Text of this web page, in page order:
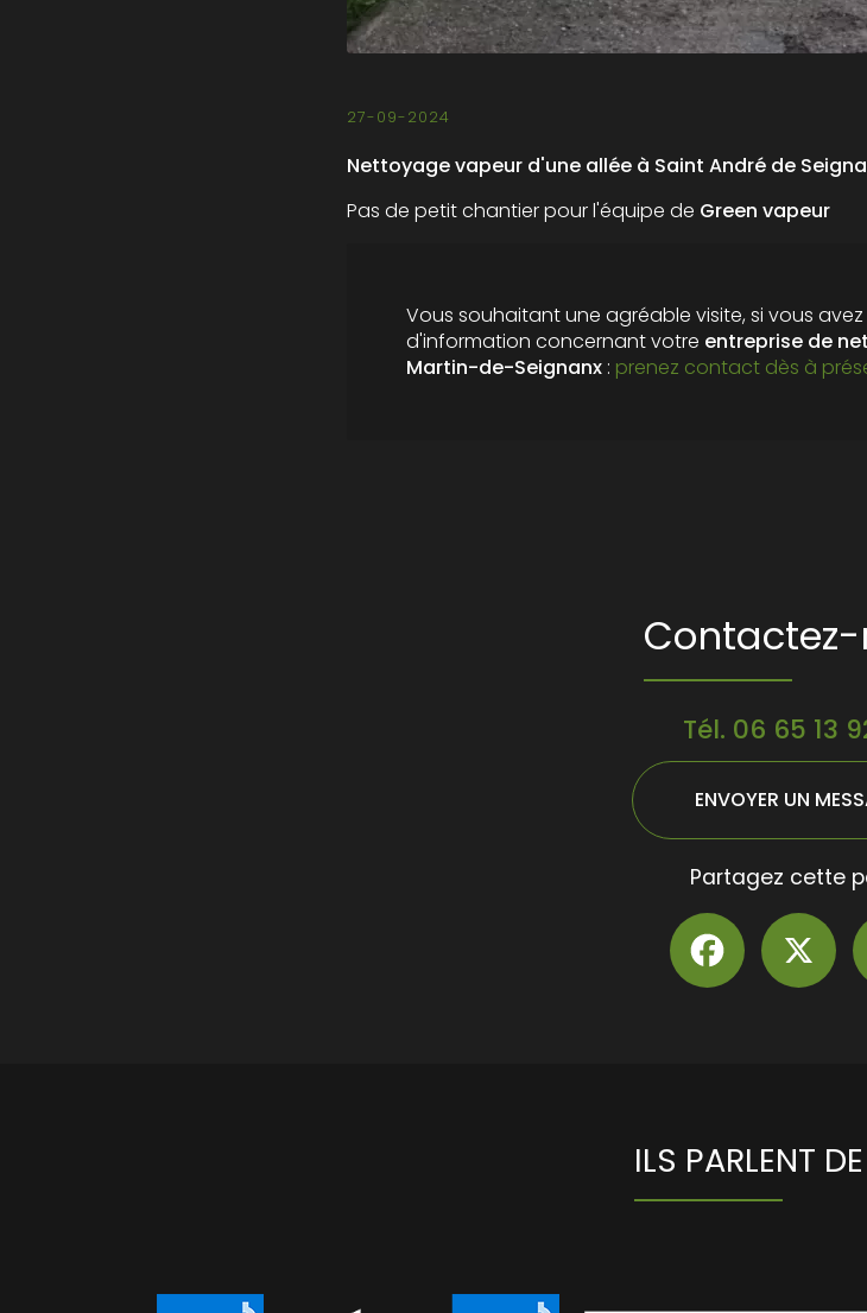
27-09-2024
Nettoyage vapeur d'une allée à Saint André de
Pas de petit chantier pour l'équipe de Green vapeur
Vous souhaitant une agréable visite, si vous
d'information concernant votre entreprise de
Martin-de-Seignanx : prenez contact dès à
Tél. 06 65 13
ENVOYER UN
Partagez cette
Facebook
ILS PARLENT